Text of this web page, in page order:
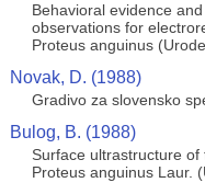
Behavioral evidence
observations for
Proteus anguinus
Novak, D. (1988)
Gradivo za slovensko
Bulog, B. (1988)
Surface ultrastructure
Proteus anguinus Laur.